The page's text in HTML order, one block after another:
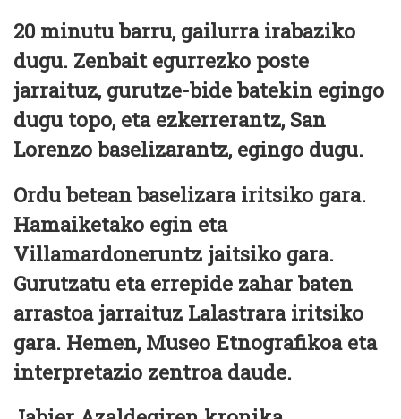
20 minutu barru, gailurra irabaziko
dugu. Zenbait egurrezko poste
jarraituz, gurutze-bide batekin egingo
dugu topo, eta ezkerrerantz, San
Lorenzo baselizarantz, egingo dugu.
Ordu betean baselizara iritsiko gara.
Hamaiketako egin eta
Villamardoneruntz jaitsiko gara.
Gurutzatu eta errepide zahar baten
arrastoa jarraituz Lalastrara iritsiko
gara. Hemen, Museo Etnografikoa eta
interpretazio zentroa daude.